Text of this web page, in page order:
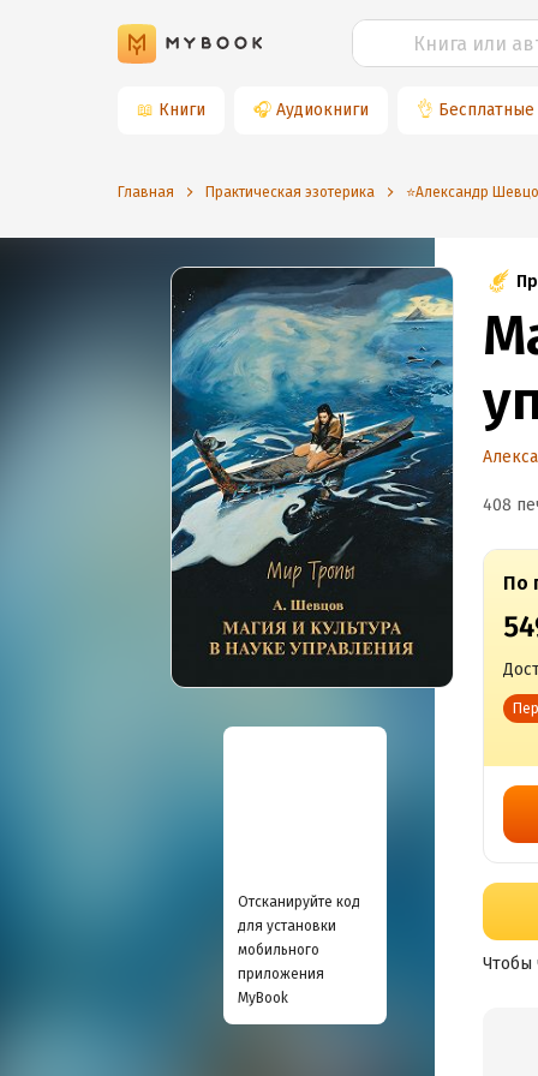
📖 Книги 🎧 Аудиокниги 👌 Бесплатные
Главная Практическая эзотерика ⭐️Александр
Отсканируйте код
для установки
мобильного
приложения
MyBook
408
По
Чтобы